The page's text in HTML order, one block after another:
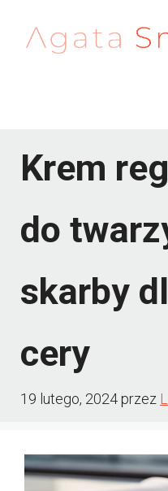
Krem
do
skarby
cery
19 lutego, 2024przez